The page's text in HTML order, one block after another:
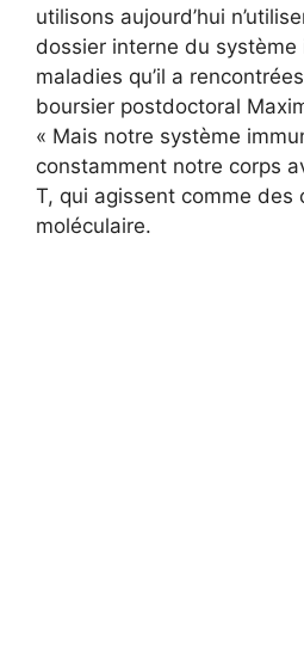
utilisons aujourd’hui
dossier interne du système
maladies qu’il a
boursier postdoctoral
« Mais notre système
constamment notre corps
T, qui agissent comme des
moléculaire.